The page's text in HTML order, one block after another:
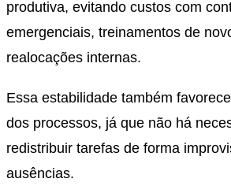
produtiva, evitando custos com
emergenciais, treinamentos de
realocações internas.
Essa estabilidade também
dos processos, já que não há
redistribuir tarefas de forma
ausências.